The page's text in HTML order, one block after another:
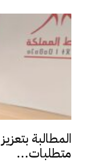
المطالبة
متطلبات...